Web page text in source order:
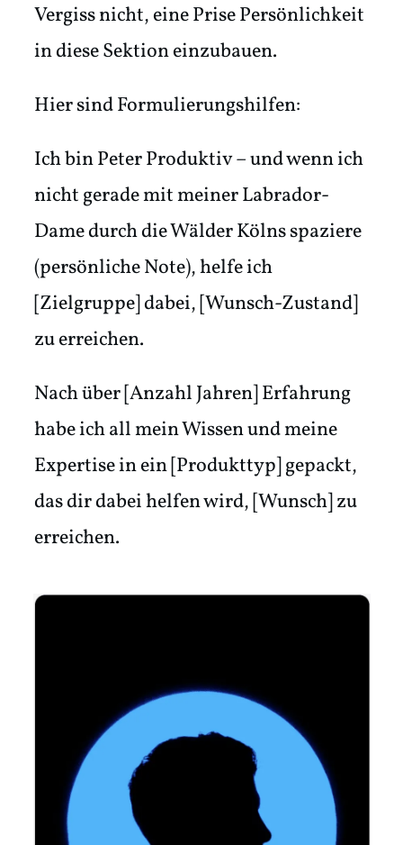
Vergiss nicht, eine Prise Persönlichkeit
in diese Sektion einzubauen.
Hier sind Formulierungshilfen:
Ich bin Peter Produktiv – und wenn ich
nicht gerade mit meiner Labrador-
Dame durch die Wälder Kölns spaziere
(persönliche Note), helfe ich
[Zielgruppe] dabei, [Wunsch-Zustand]
zu erreichen.
Nach über [Anzahl Jahren] Erfahrung
habe ich all mein Wissen und meine
Expertise in ein [Produkttyp] gepackt,
das dir dabei helfen wird, [Wunsch] zu
erreichen.